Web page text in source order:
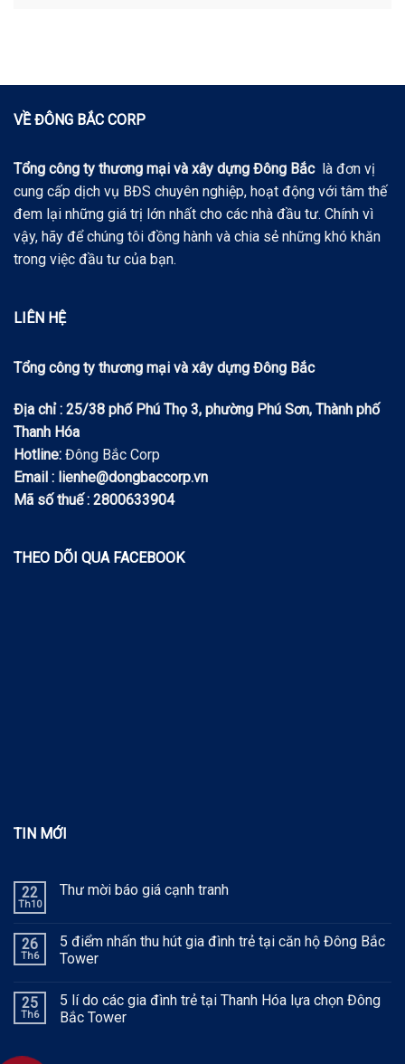
VỀ ĐÔNG BẮC CORP
Tổng công ty thương mại và xây dựng Đông Bắc là đơn vị
cung cấp dịch vụ BĐS chuyên nghiệp, hoạt động với tâm thế
đem lại những giá trị lớn nhất cho các nhà đầu tư. Chính vì
vậy, hãy để chúng tôi đồng hành và chia sẻ những khó khăn
trong việc đầu tư của bạn.
LIÊN HỆ
Tổng công ty thương mại và xây dựng Đông Bắc
Địa chỉ : 25/38 phố Phú Thọ 3, phường Phú Sơn, Thành phố
Thanh Hóa
Hotline: Đông Bắc Corp
Email : lienhe@dongbaccorp.vn
Mã số thuế : 2800633904
THEO DÕI QUA FACEBOOK
TIN MỚI
22
Th10
Thư mời báo giá cạnh tranh
26
Th6
5 điểm nhấn thu hút gia đình trẻ tại căn hộ Đông Bắc
Tower
25
Th6
5 lí do các gia đình trẻ tại Thanh Hóa lựa chọn Đông
Bắc Tower